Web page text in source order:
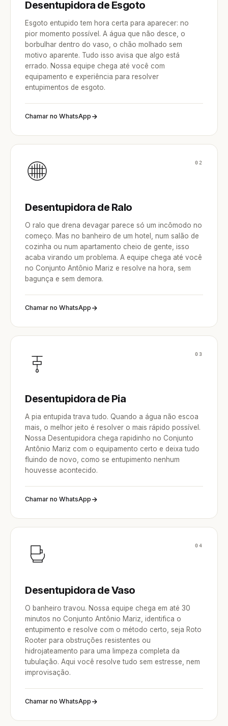
Desentupidora de Esgoto
Esgoto entupido tem hora certa para aparecer: no
pior momento possível. A água que não desce, o
borbulhar dentro do vaso, o chão molhado sem
motivo aparente. Tudo isso avisa que algo está
errado. Nossa equipe chega até você com
equipamento e experiência para resolver
entupimentos de esgoto.
Chamar no WhatsApp
02
Desentupidora de Ralo
O ralo que drena devagar parece só um incômodo no
começo. Mas no banheiro de um hotel, num salão de
cozinha ou num apartamento cheio de gente, isso
acaba virando um problema. A equipe chega até você
no Conjunto Antônio Mariz e resolve na hora, sem
bagunça e sem demora.
Chamar no WhatsApp
03
Desentupidora de Pia
A pia entupida trava tudo. Quando a água não escoa
mais, o melhor jeito é resolver o mais rápido possível.
Nossa Desentupidora chega rapidinho no Conjunto
Antônio Mariz com o equipamento certo e deixa tudo
fluindo de novo, como se entupimento nenhum
houvesse acontecido.
Chamar no WhatsApp
04
Desentupidora de Vaso
O banheiro travou. Nossa equipe chega em até 30
minutos no Conjunto Antônio Mariz, identifica o
entupimento e resolve com o método certo, seja Roto
Rooter para obstruções resistentes ou
hidrojateamento para uma limpeza completa da
tubulação. Aqui você resolve tudo sem estresse, nem
improvisação.
Chamar no WhatsApp